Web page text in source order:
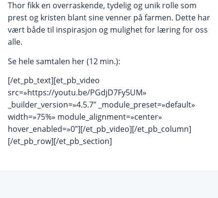
Thor fikk en overraskende, tydelig og unik rolle som
prest og kristen blant sine venner på farmen. Dette har
vært både til inspirasjon og mulighet for læring for oss
alle.
Se hele samtalen her (12 min.):
[/et_pb_text][et_pb_video
src=»https://youtu.be/PGdjD7Fy5UM»
_builder_version=»4.5.7″ _module_preset=»default»
width=»75%» module_alignment=»center»
hover_enabled=»0″][/et_pb_video][/et_pb_column]
[/et_pb_row][/et_pb_section]